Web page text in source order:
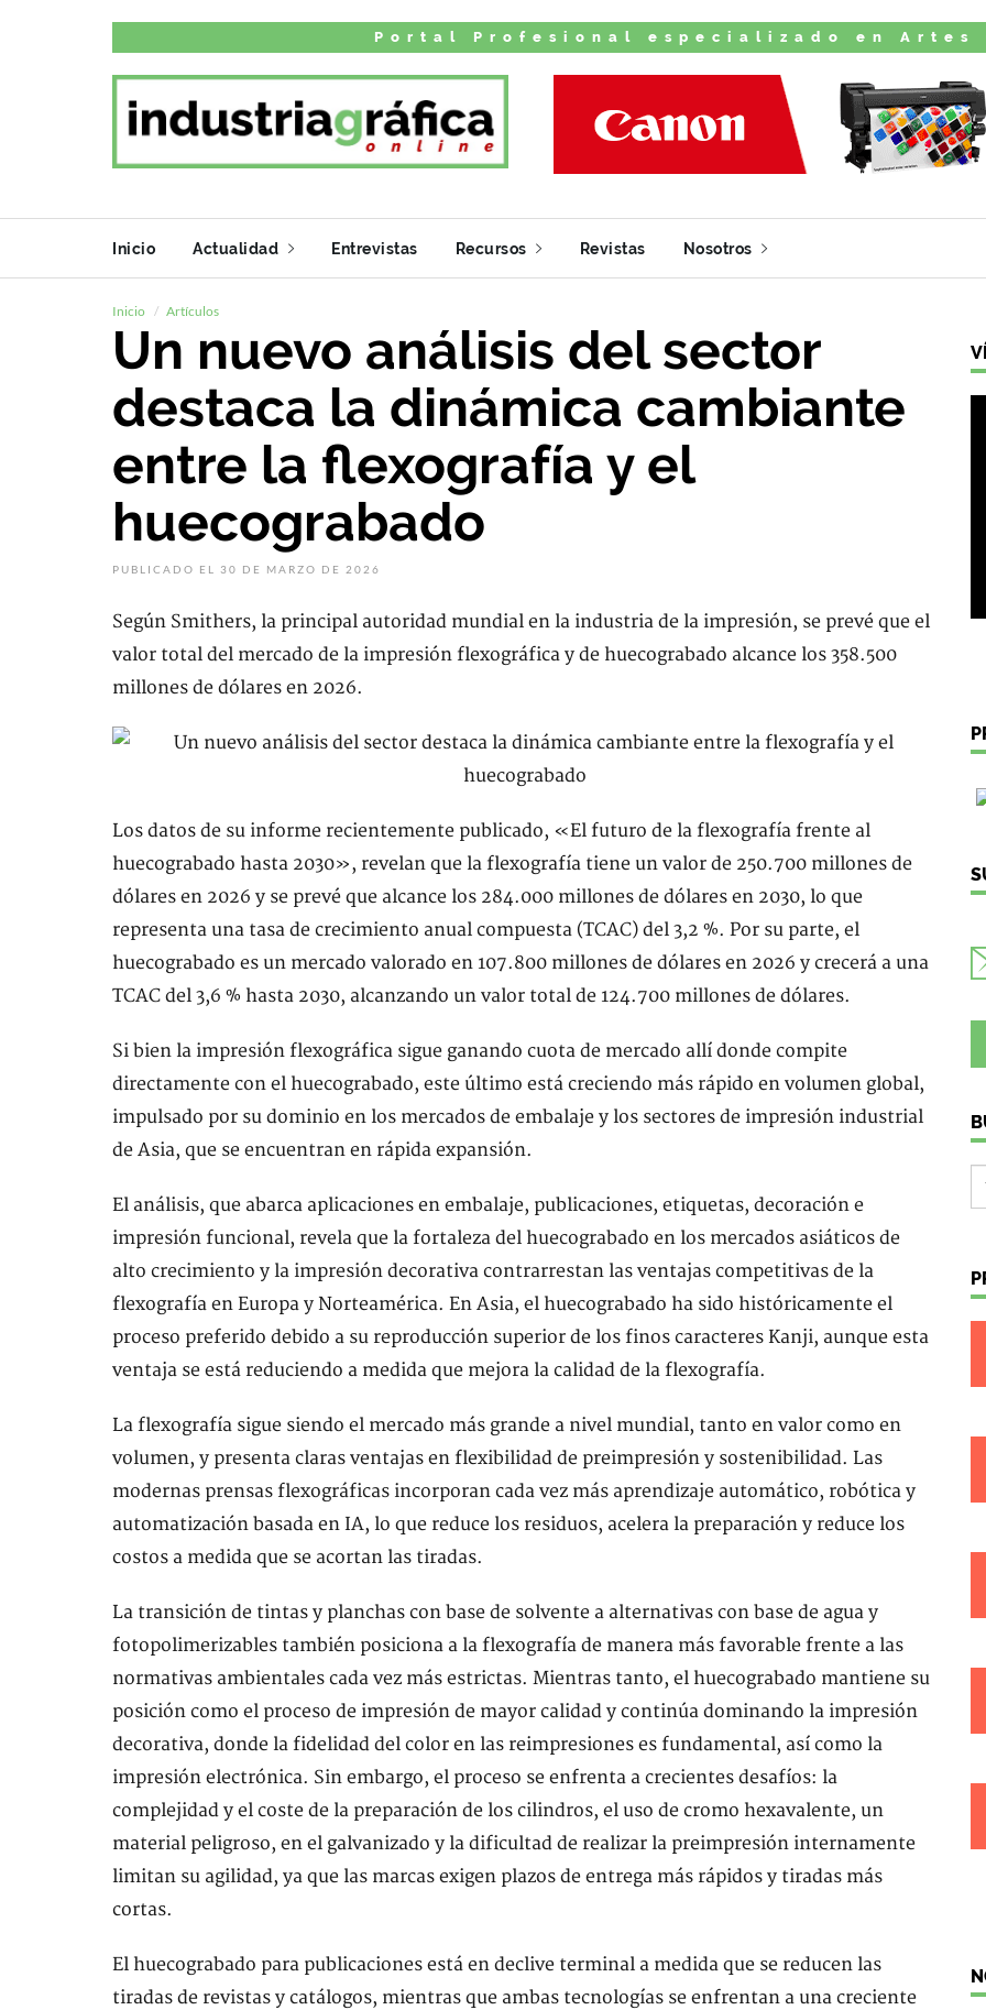
Portal Profesional especializado en Artes
Inicio Actualidad Entrevistas Recursos Revistas Nosotros
Inicio Artículos
Un nuevo análisis del sector
destaca la dinámica cambiante
entre la flexografía y el
huecograbado
PUBLICADO EL 30 DE MARZO DE 2026
Según Smithers, la principal autoridad mundial en la industria de la impresión, se prevé que el
valor total del mercado de la impresión flexográfica y de huecograbado alcance los 358.500
millones de dólares en 2026.
Los datos de su informe recientemente publicado, «El futuro de la flexografía frente al
huecograbado hasta 2030», revelan que la flexografía tiene un valor de 250.700 millones de
dólares en 2026 y se prevé que alcance los 284.000 millones de dólares en 2030, lo que
representa una tasa de crecimiento anual compuesta (TCAC) del 3,2 %. Por su parte, el
huecograbado es un mercado valorado en 107.800 millones de dólares en 2026 y crecerá a una
TCAC del 3,6 % hasta 2030, alcanzando un valor total de 124.700 millones de dólares.
Si bien la impresión flexográfica sigue ganando cuota de mercado allí donde compite
directamente con el huecograbado, este último está creciendo más rápido en volumen global,
impulsado por su dominio en los mercados de embalaje y los sectores de impresión industrial
de Asia, que se encuentran en rápida expansión.
El análisis, que abarca aplicaciones en embalaje, publicaciones, etiquetas, decoración e
impresión funcional, revela que la fortaleza del huecograbado en los mercados asiáticos de
alto crecimiento y la impresión decorativa contrarrestan las ventajas competitivas de la
flexografía en Europa y Norteamérica. En Asia, el huecograbado ha sido históricamente el
proceso preferido debido a su reproducción superior de los finos caracteres Kanji, aunque esta
ventaja se está reduciendo a medida que mejora la calidad de la flexografía.
La flexografía sigue siendo el mercado más grande a nivel mundial, tanto en valor como en
volumen, y presenta claras ventajas en flexibilidad de preimpresión y sostenibilidad. Las
modernas prensas flexográficas incorporan cada vez más aprendizaje automático, robótica y
automatización basada en IA, lo que reduce los residuos, acelera la preparación y reduce los
costos a medida que se acortan las tiradas.
La transición de tintas y planchas con base de solvente a alternativas con base de agua y
fotopolimerizables también posiciona a la flexografía de manera más favorable frente a las
normativas ambientales cada vez más estrictas. Mientras tanto, el huecograbado mantiene su
posición como el proceso de impresión de mayor calidad y continúa dominando la impresión
decorativa, donde la fidelidad del color en las reimpresiones es fundamental, así como la
impresión electrónica. Sin embargo, el proceso se enfrenta a crecientes desafíos: la
complejidad y el coste de la preparación de los cilindros, el uso de cromo hexavalente, un
material peligroso, en el galvanizado y la dificultad de realizar la preimpresión internamente
limitan su agilidad, ya que las marcas exigen plazos de entrega más rápidos y tiradas más
cortas.
El huecograbado para publicaciones está en declive terminal a medida que se reducen las
tiradas de revistas y catálogos, mientras que ambas tecnologías se enfrentan a una creciente